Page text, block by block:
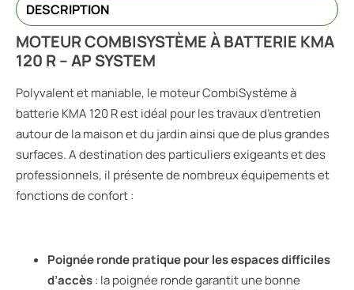
DESCRIPTION
MOTEUR COMBISYSTÈME À BATTERIE KMA
120 R – AP SYSTEM
Polyvalent et maniable, le moteur CombiSystème à
batterie KMA 120 R est idéal pour les travaux d’entretien
autour de la maison et du jardin ainsi que de plus grandes
surfaces. A destination des particuliers exigeants et des
professionnels, il présente de nombreux équipements et
fonctions de confort :
Poignée ronde pratique pour les espaces difficiles
d’accès: la poignée ronde garantit une bonne